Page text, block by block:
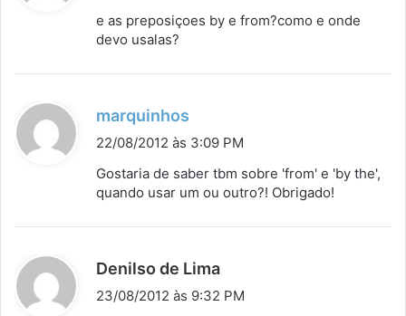
e as preposiçoes by e from?como e onde
devo usalas?
marquinhos
i
s
22/08/2012 às 3:09 PM
Gostaria de saber tbm sobre 'from' e 'by the',
quando usar um ou outro?! Obrigado!
Denilso de Lima
23/08/2012 às 9:32 PM